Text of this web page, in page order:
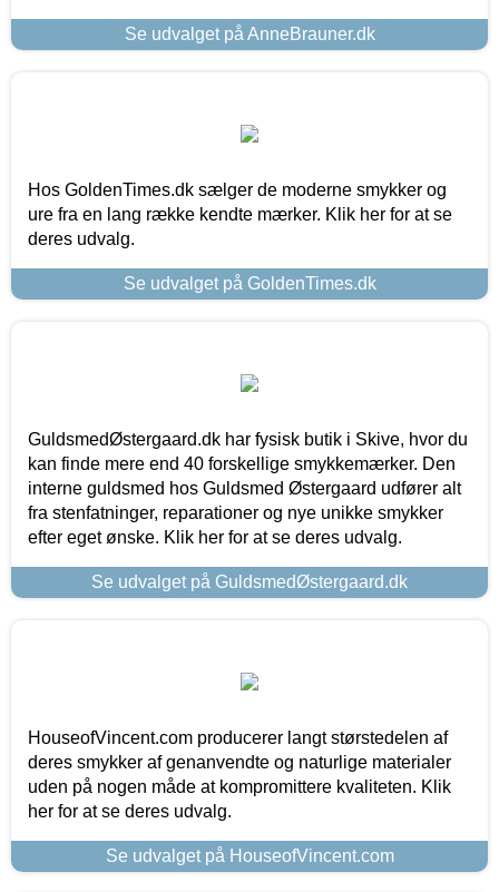
Se udvalget på AnneBrauner.dk
Hos GoldenTimes.dk sælger de moderne smykker og
ure fra en lang række kendte mærker. Klik her for at se
deres udvalg.
Se udvalget på GoldenTimes.dk
GuldsmedØstergaard.dk har fysisk butik i Skive, hvor du
kan finde mere end 40 forskellige smykkemærker. Den
interne guldsmed hos Guldsmed Østergaard udfører alt
fra stenfatninger, reparationer og nye unikke smykker
efter eget ønske. Klik her for at se deres udvalg.
Se udvalget på GuldsmedØstergaard.dk
HouseofVincent.com producerer langt størstedelen af
deres smykker af genanvendte og naturlige materialer
uden på nogen måde at kompromittere kvaliteten. Klik
her for at se deres udvalg.
Se udvalget på HouseofVincent.com